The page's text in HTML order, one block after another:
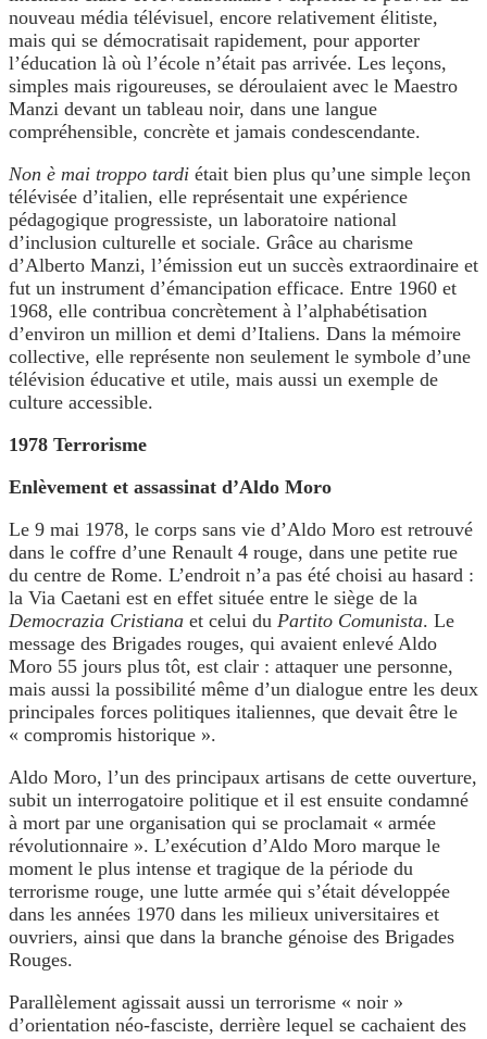
nouveau média télévisuel, encore relativement élitiste,
mais qui se démocratisait rapidement, pour apporter
l’éducation là où l’école n’était pas arrivée. Les leçons,
simples mais rigoureuses, se déroulaient avec le Maestro
Manzi devant un tableau noir, dans une langue
compréhensible, concrète et jamais condescendante.
Non è mai troppo tardi était bien plus qu’une simple leçon
télévisée d’italien, elle représentait une expérience
pédagogique progressiste, un laboratoire national
d’inclusion culturelle et sociale. Grâce au charisme
d’Alberto Manzi, l’émission eut un succès extraordinaire et
fut un instrument d’émancipation efficace. Entre 1960 et
1968, elle contribua concrètement à l’alphabétisation
d’environ un million et demi d’Italiens. Dans la mémoire
collective, elle représente non seulement le symbole d’une
télévision éducative et utile, mais aussi un exemple de
culture accessible.
1978 Terrorisme
Enlèvement et assassinat d’Aldo Moro
Le 9 mai 1978, le corps sans vie d’Aldo Moro est retrouvé
dans le coffre d’une Renault 4 rouge, dans une petite rue
du centre de Rome. L’endroit n’a pas été choisi au hasard :
la Via Caetani est en effet située entre le siège de la
Democrazia Cristiana et celui du Partito Comunista. Le
message des Brigades rouges, qui avaient enlevé Aldo
Moro 55 jours plus tôt, est clair : attaquer une personne,
mais aussi la possibilité même d’un dialogue entre les deux
principales forces politiques italiennes, que devait être le
« compromis historique ».
Aldo Moro, l’un des principaux artisans de cette ouverture,
subit un interrogatoire politique et il est ensuite condamné
à mort par une organisation qui se proclamait « armée
révolutionnaire ». L’exécution d’Aldo Moro marque le
moment le plus intense et tragique de la période du
terrorisme rouge, une lutte armée qui s’était développée
dans les années 1970 dans les milieux universitaires et
ouvriers, ainsi que dans la branche génoise des Brigades
Rouges.
Parallèlement agissait aussi un terrorisme « noir »
d’orientation néo-fasciste, derrière lequel se cachaient des